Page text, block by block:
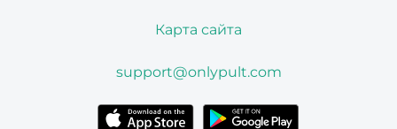
Карта сайта
support@onlypult.com